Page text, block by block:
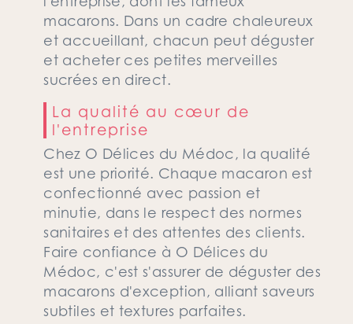
macarons. Dans un cadre chaleureux
et accueillant, chacun peut déguster
et acheter ces petites merveilles
sucrées en direct.
La qualité au cœur de
l'entreprise
Chez O Délices du Médoc, la qualité
est une priorité. Chaque macaron est
confectionné avec passion et
minutie, dans le respect des normes
sanitaires et des attentes des clients.
Faire confiance à O Délices du
Médoc, c'est s'assurer de déguster des
macarons d'exception, alliant saveurs
subtiles et textures parfaites.